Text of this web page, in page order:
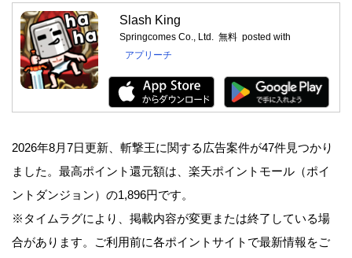
Slash King
Springcomes Co., Ltd. 無料 posted with
アプリーチ
2026年8月7日更新、斬撃王に関する広告案件が47件見つかり
ました。最高ポイント還元額は、楽天ポイントモール（ポイ
ントダンジョン）の1,896円です。
※タイムラグにより、掲載内容が変更または終了している場
合があります。ご利用前に各ポイントサイトで最新情報をご